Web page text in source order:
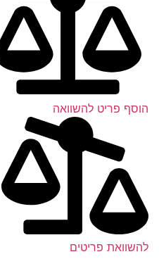
הוסף פריט להשוואה
להשוואת פריטים